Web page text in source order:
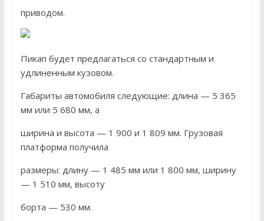
приводом.
Пикап будет предлагаться со стандартным и
удлиненным кузовом.
Габариты автомобиля следующие: длина — 5 365
мм или 5 680 мм, а
ширина и высота — 1 900 и 1 809 мм. Грузовая
платформа получила
размеры: длину — 1 485 мм или 1 800 мм, ширину
— 1 510 мм, высоту
борта — 530 мм.